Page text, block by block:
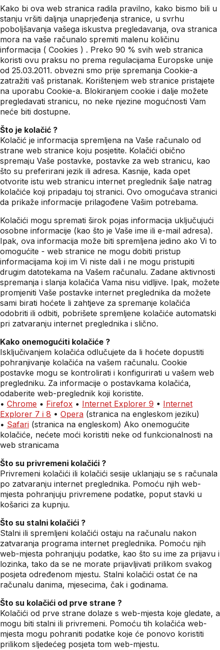
Kako bi ova web stranica radila pravilno, kako bismo bili u
stanju vršiti daljnja unaprjeđenja stranice, u svrhu
poboljšavanja vašega iskustva pregledavanja, ova stranica
mora na vaše računalo spremiti malenu količinu
informacija ( Cookies ) . Preko 90 % svih web stranica
koristi ovu praksu no prema regulacijama Europske unije
od 25.03.2011. obvezni smo prije spremanja Cookie-a
zatražiti vaš pristanak. Korištenjem web stranice pristajete
na uporabu Cookie-a. Blokiranjem cookie i dalje možete
pregledavati stranicu, no neke njezine mogućnosti Vam
neće biti dostupne.
Što je kolačić ?
Kolačić je informacija spremljena na Vaše računalo od
strane web stranice koju posjetite. Kolačići obično
spremaju Vaše postavke, postavke za web stranicu, kao
što su preferirani jezik ili adresa. Kasnije, kada opet
otvorite istu web stranicu internet preglednik šalje natrag
kolačiće koji pripadaju toj stranici. Ovo omogućava stranici
da prikaže informacije prilagođene Vašim potrebama.
Kolačići mogu spremati širok pojas informacija uključujući
osobne informacije (kao što je Vaše ime ili e-mail adresa).
Ipak, ova informacija može biti spremljena jedino ako Vi to
omogućite - web stranice ne mogu dobiti pristup
informacijama koji im Vi niste dali i ne mogu pristupiti
drugim datotekama na Vašem računalu. Zadane aktivnosti
spremanja i slanja kolačića Vama nisu vidljive. Ipak, možete
promjeniti Vaše postavke internet preglednika da možete
sami birati hoćete li zahtjeve za spremanje kolačića
odobriti ili odbiti, pobrišete spremljene kolačiće automatski
pri zatvaranju internet preglednika i slično.
Kako onemogućiti kolačiće ?
Isključivanjem kolačića odlučujete da li hoćete dopustiti
pohranjivanje kolačića na vašem računalu. Cookie
postavke mogu se kontrolirati i konfigurirati u vašem web
pregledniku. Za informacije o postavkama kolačića,
odaberite web-preglednik koji koristite.
• Chrome • Firefox • Internet Explorer 9 • Internet
Explorer 7 i 8 • Opera (stranica na engleskom jeziku)
• Safari (stranica na engleskom) Ako onemogućite
kolačiće, nećete moći koristiti neke od funkcionalnosti na
web stranicama
Što su privremeni kolačići ?
Privremeni kolačići ili kolačići sesije uklanjaju se s računala
po zatvaranju internet preglednika. Pomoću njih web-
mjesta pohranjuju privremene podatke, poput stavki u
košarici za kupnju.
Što su stalni kolačići ?
Stalni ili spremljeni kolačići ostaju na računalu nakon
zatvaranja programa internet preglednika. Pomoću njih
web-mjesta pohranjuju podatke, kao što su ime za prijavu i
lozinka, tako da se ne morate prijavljivati prilikom svakog
posjeta određenom mjestu. Stalni kolačići ostat će na
računalu danima, mjesecima, čak i godinama.
Što su kolačići od prve strane ?
Kolačići od prve strane dolaze s web-mjesta koje gledate, a
mogu biti stalni ili privremeni. Pomoću tih kolačića web-
mjesta mogu pohraniti podatke koje će ponovo koristiti
prilikom sljedećeg posjeta tom web-mjestu.